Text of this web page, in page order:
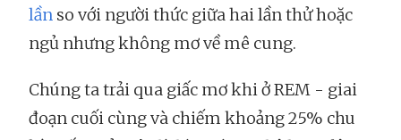
lần so với người thức giữa hai lần thử hoặc
ngủ nhưng không mơ về mê cung.
Chúng ta trải qua giấc mơ khi ở REM - giai
đoạn cuối cùng và chiếm khoảng 25% chu